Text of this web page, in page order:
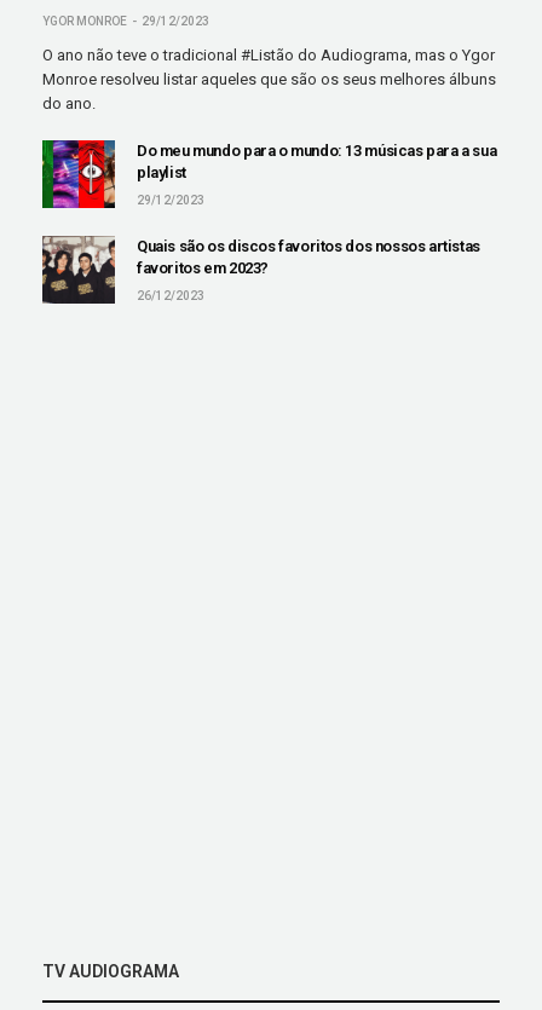
YGOR MONROE 29/12/2023
O ano não teve o tradicional #Listão do Audiograma, mas o Ygor
Monroe resolveu listar aqueles que são os seus melhores álbuns
do ano.
Do meu mundo para o mundo: 13 músicas para a sua
playlist
29/12/2023
Quais são os discos favoritos dos nossos artistas
favoritos em 2023?
26/12/2023
TV AUDIOGRAMA